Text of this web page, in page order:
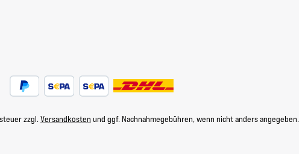
zzgl. Versandkosten und ggf. Nachnahmegebühren, wenn nicht anders angegeben.